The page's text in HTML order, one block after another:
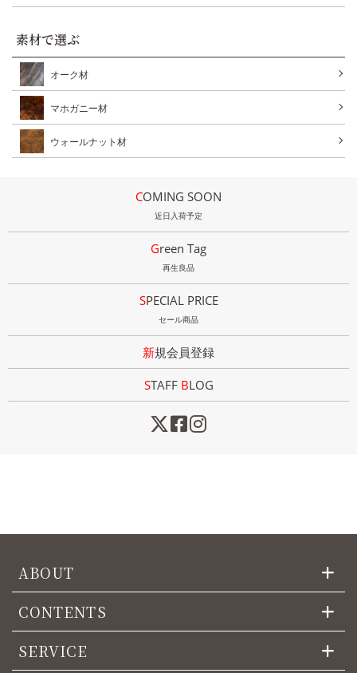
素材で選ぶ
オーク材
マホガニー材
ウォールナット材
COMING SOON
近日入荷予定
Green Tag
再生良品
SPECIAL PRICE
セール商品
新規会員登録
STAFF BLOG
ABOUT
CONTENTS
SERVICE